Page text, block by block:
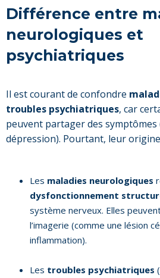
Différence entre
neurologiques et
psychiatriques
Il est courant de confondre
troubles psychiatriques, car
peuvent partager des symptômes
dépression). Pourtant, leur
Les maladies neurologiques
dysfonctionnement
système nerveux. Elles
l’imagerie (comme une lésion
inflammation).
Les troubles psychiatriques